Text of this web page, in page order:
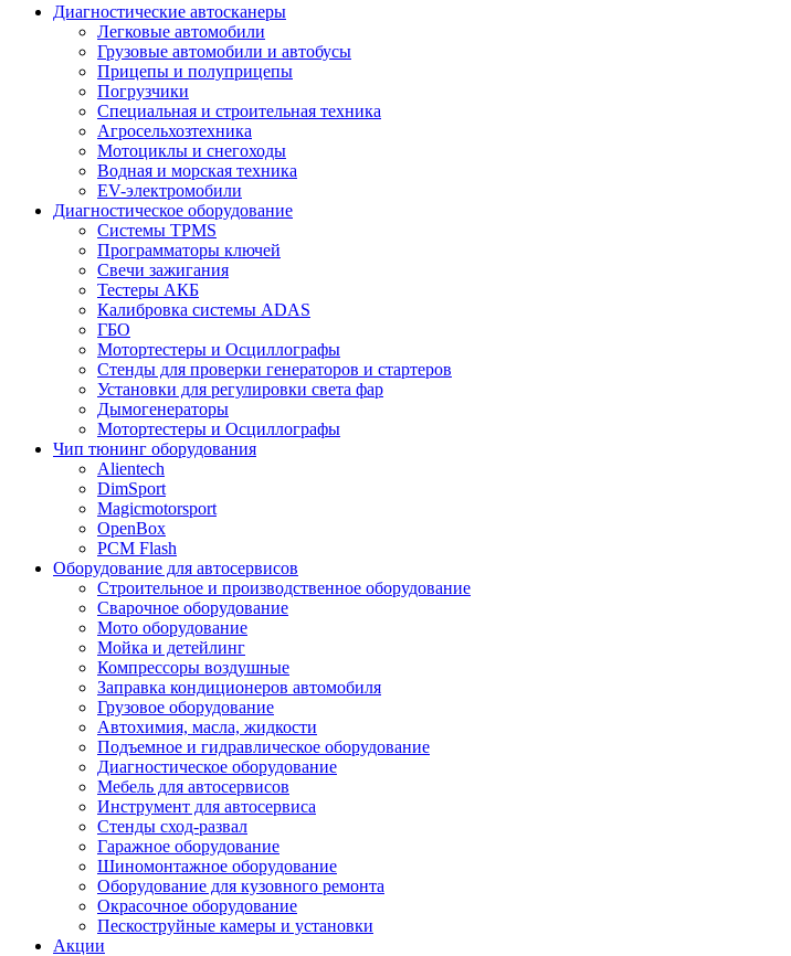
Диагностические автосканеры
Легковые автомобили
Грузовые автомобили и автобусы
Прицепы и полуприцепы
Погрузчики
Специальная и строительная техника
Агросельхозтехника
Мотоциклы и снегоходы
Водная и морская техника
EV-электромобили
Диагностическое оборудование
Системы TPMS
Программаторы ключей
Свечи зажигания
Тестеры АКБ
Калибровка системы ADAS
ГБО
Мотортестеры и Осциллографы
Стенды для проверки генераторов и стартеров
Установки для регулировки света фар
Дымогенераторы
Мотортестеры и Осциллографы
Чип тюнинг оборудования
Alientech
DimSport
Magicmotorsport
OpenBox
PCM Flash
Оборудование для автосервисов
Строительное и производственное оборудование
Сварочное оборудование
Мото оборудование
Мойка и детейлинг
Компрессоры воздушные
Заправка кондиционеров автомобиля
Грузовое оборудование
Автохимия, масла, жидкости
Подъемное и гидравлическое оборудование
Диагностическое оборудование
Мебель для автосервисов
Инструмент для автосервиса
Стенды сход-развал
Гаражное оборудование
Шиномонтажное оборудование
Оборудование для кузовного ремонта
Окрасочное оборудование
Пескоструйные камеры и установки
Акции